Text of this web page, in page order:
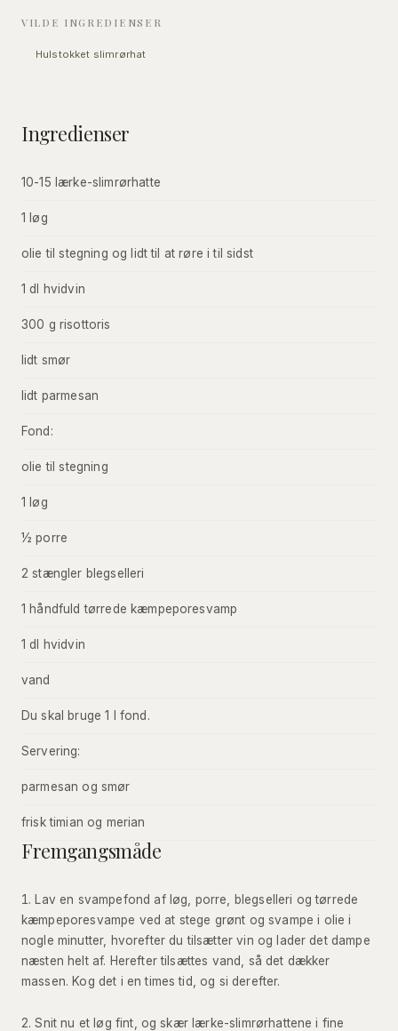
VILDE INGREDIENSER
Hulstokket slimrørhat
Ingredienser
10-15 lærke-slimrørhatte
1 løg
olie til stegning og lidt til at røre i til sidst
1 dl hvidvin
300 g risottoris
lidt smør
lidt parmesan
Fond:
olie til stegning
1 løg
½ porre
2 stængler blegselleri
1 håndfuld tørrede kæmpeporesvamp
1 dl hvidvin
vand
Du skal bruge 1 l fond.
Servering:
parmesan og smør
frisk timian og merian
Fremgangsmåde
Lav en svampefond af løg, porre, blegselleri og tørrede
kæmpeporesvampe ved at stege grønt og svampe i olie i
nogle minutter, hvorefter du tilsætter vin og lader det dampe
næsten helt af. Herefter tilsættes vand, så det dækker
massen. Kog det i en times tid, og si derefter.
Snit nu et løg fint, og skær lærke-slimrørhattene i fine